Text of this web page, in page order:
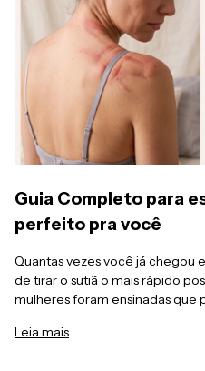
Guia Completo para
perfeito pra você
Quantas vezes você já chegou
de tirar o sutiã o mais rápido
mulheres foram ensinadas que
aquele
Leia mais